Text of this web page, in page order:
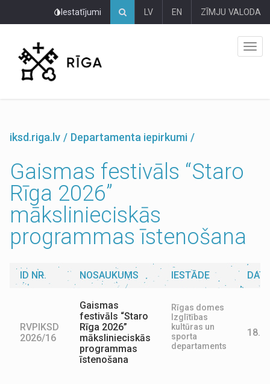
Iestatījumi LV EN ZĪMJU VALODA
iksd.riga.lv Departamenta iepirkumi
Gaismas festivāls “Staro
Rīga 2026”
mākslinieciskās
programmas īstenošana
ID NR. NOSAUKUMS IESTĀDE
RVPIKSD
2026/16
Gaismas
festivāls “Staro
Rīga 2026”
mākslinieciskās
programmas
īstenošana
Rīgas domes
Izglītības
kultūras un
sporta
departaments